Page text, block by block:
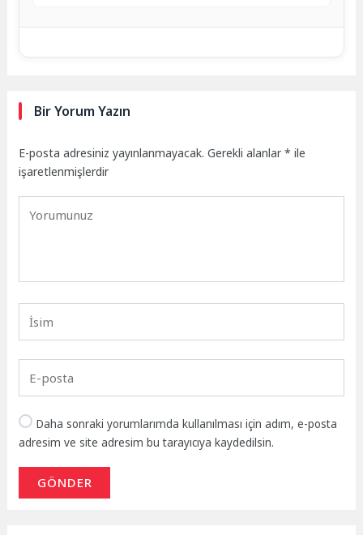
Bir Yorum Yazın
E-posta adresiniz yayınlanmayacak. Gerekli alanlar* ile
işaretlenmişlerdir
Daha sonraki yorumlarımda kullanılması için adım, e-posta
adresim ve site adresim bu tarayıcıya kaydedilsin.
GÖNDER